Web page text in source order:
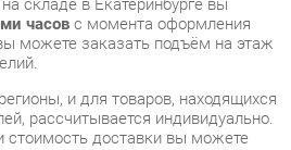
и для товаров, находящихся
рассчитывается индивидуально.
доставки вы можете
.
заказа в доставку, а также в
заказа вы можете
решение об отказе от покупки.